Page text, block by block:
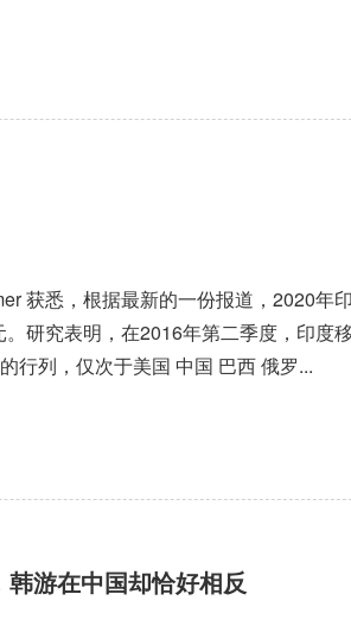
获悉，根据最新的一份报道，2020年
研究表明，在2016年第二季度，印度
游戏的下载量跻身世界前五的行列，仅次于美国 中国 巴西 俄罗...
游在中国却恰好相反